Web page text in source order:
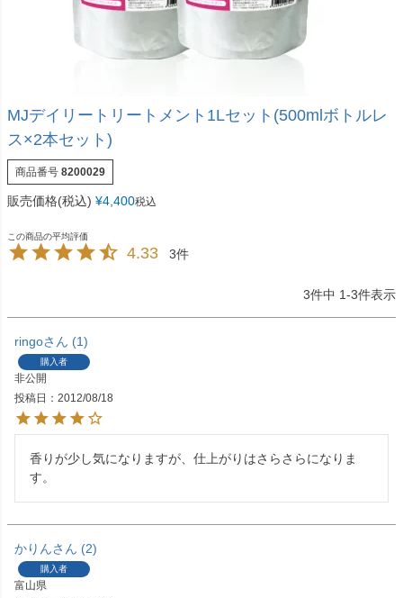
MJデイリートリートメント1Lセット(500mlボトルレ
ス×2本セット)
商品番号 8200029
販売価格(税込) ¥4,400税込
4.33 3
3件中 1-3件表示
ringo 1
購入者
非公開
投稿日
2012/08/18
香りが少し気になりますが、仕上がりはさらさらになりま
す。
かりん 2
購入者
富山県